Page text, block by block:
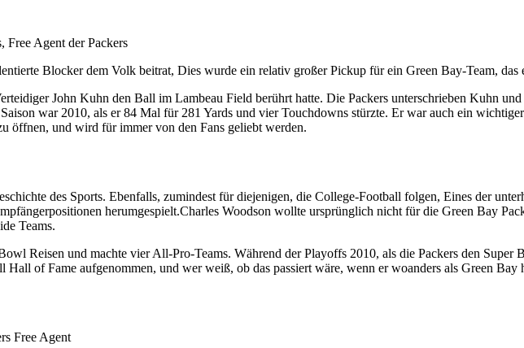
Blocker dem Volk beitrat, Dies wurde ein relativ großer Pickup für ein Green Bay-Team, das
John Kuhn den Ball im Lambeau Field berührt hatte. Die Packers unterschrieben Kuhn
war 2010, als er 84 Mal für 281 Yards und vier Touchdowns stürzte. Er war auch ein
öffnen, und wird für immer von den Fans geliebt werden.
des Sports. Ebenfalls, zumindest für diejenigen, die College-Football folgen, Eines der
herumgespielt.Charles Woodson wollte ursprünglich nicht für die Green Bay
Teams.
Reisen und machte vier All-Pro-Teams. Während der Playoffs 2010, als die Packers den Super
of Fame aufgenommen, und wer weiß, ob das passiert wäre, wenn er woanders als Green Bay